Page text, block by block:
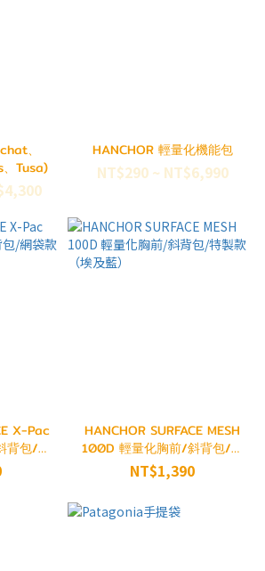
、
Tusa)
HANCHOR 輕量化機能包
NT$290 ~ NT$6,990
X-Pac
背包/網
HANCHOR SURFACE MESH
100D 輕量化胸前/斜背包/特
製款（埃及藍）
NT$1,390